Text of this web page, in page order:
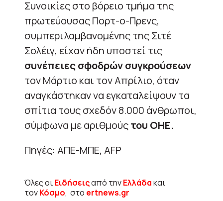
Συνοικίες στο βόρειο τμήμα της
πρωτεύουσας Πορτ-ο-Πρενς,
συμπεριλαμβανομένης της Σιτέ
Σολέιγ, είχαν ήδη υποστεί τις
συνέπειες σφοδρών συγκρούσεων
τον Μάρτιο και τον Απρίλιο, όταν
αναγκάστηκαν να εγκαταλείψουν τα
σπίτια τους σχεδόν 8.000 άνθρωποι,
σύμφωνα με αριθμούςτου ΟΗΕ.
Πηγές: ΑΠΕ-ΜΠΕ, AFP
Όλες οιΕιδήσειςαπό τηνΕλλάδακαι
τονΚόσμο, στο ertnews.gr